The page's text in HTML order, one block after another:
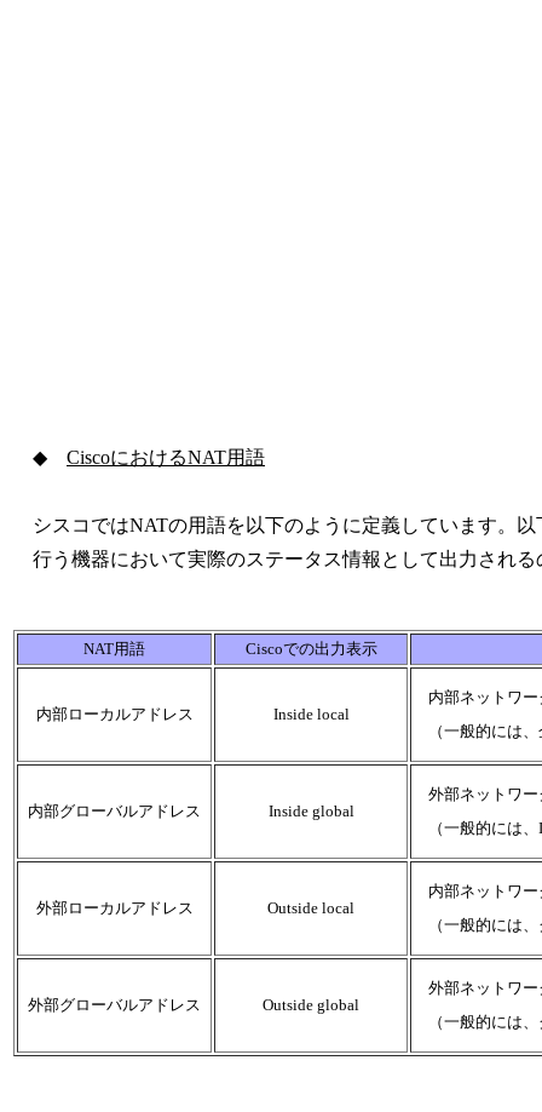
◆ CiscoにおけるNAT用語
シスコではNATの用語を以下のように定義しています。以
行う機器において実際のステータス情報として出力され
NAT用語 Ciscoでの出力表示
内部ローカルアドレス Inside local
内部ネットワー
（一般的には、
内部グローバルアドレス Inside global
外部ネットワー
（一般的には、
外部ローカルアドレス Outside local
内部ネットワー
（一般的には、
外部グローバルアドレス Outside global
外部ネットワー
（一般的には、